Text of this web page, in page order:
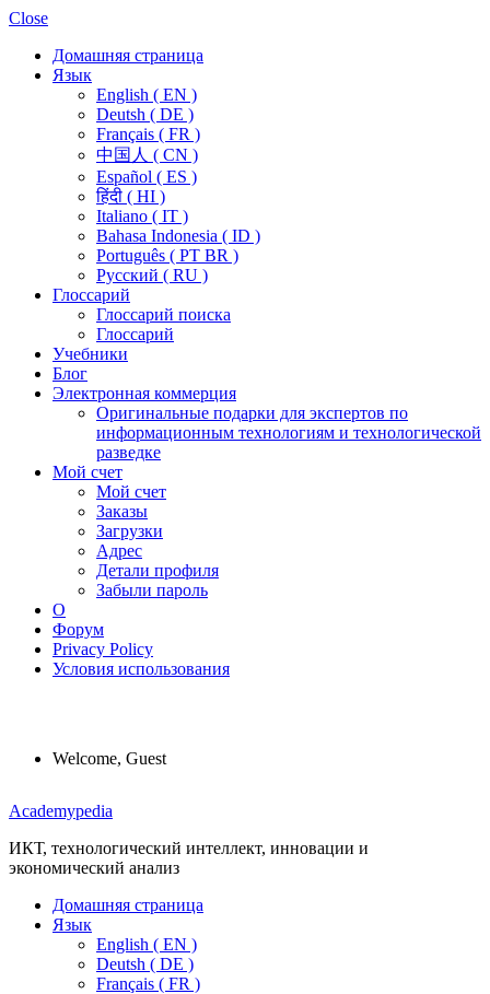
Close
Домашняя страница
Язык
English ( EN )
Deutsh ( DE )
Français ( FR )
中国人 ( CN )
Español ( ES )
हिंदी ( HI )
Italiano ( IT )
Bahasa Indonesia ( ID )
Português ( PT BR )
Pусский ( RU )
Глоссарий
Глоссарий поиска
Глоссарий
Учебники
Блог
Электронная коммерция
Оригинальные подарки для экспертов по
информационным технологиям и технологической
разведке
Мой счет
Мой счет
Заказы
Загрузки
Адрес
Детали профиля
Забыли пароль
О
Форум
Privacy Policy
Условия использования
Welcome, Guest
Menu
Academypedia
ИКТ, технологический интеллект, инновации и
экономический анализ
Домашняя страница
Язык
English ( EN )
Deutsh ( DE )
Français ( FR )